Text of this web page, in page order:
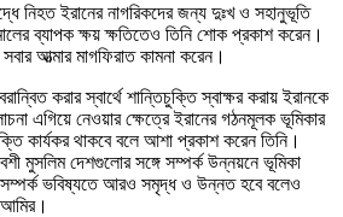
নিহত ইরানের নাগরিকদের জন্য দুঃখ ও সহানুভূতি
ব্যাপক ক্ষয় ক্ষতিতেও তিনি শোক প্রকাশ করেন।
আত্মার মাগফিরাত কামনা করেন।
করার স্বার্থে শান্তিচুক্তি স্বাক্ষর করায় ইরানকে
এগিয়ে নেওয়ার ক্ষেত্রে ইরানের গঠনমূলক ভূমিকার
কার্যকর থাকবে বলে আশা প্রকাশ করেন তিনি।
মুসলিম দেশগুলোর সঙ্গে সম্পর্ক উন্নয়নে ভূমিকা
সম্পর্ক ভবিষ্যতে আরও সমৃদ্ধ ও উন্নত হবে বলেও